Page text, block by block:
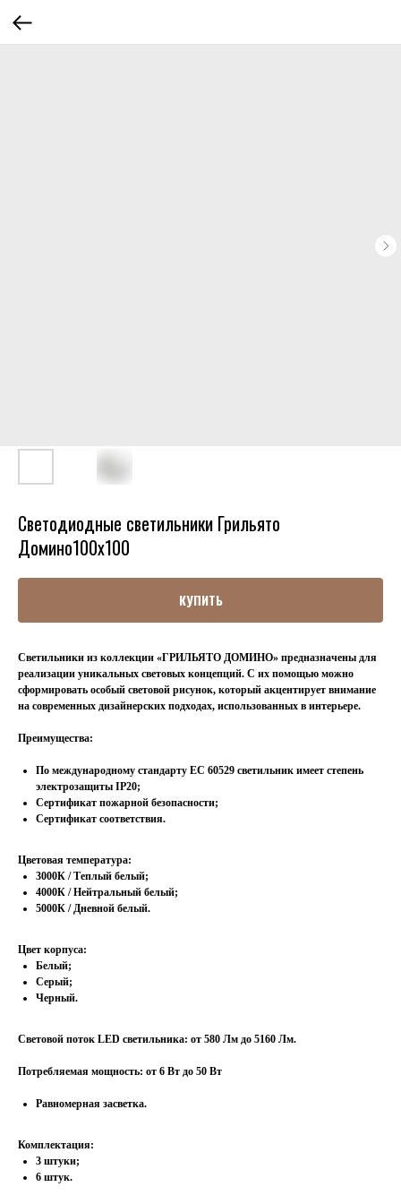
Светодиодные светильники Грильято
Домино100х100
КУПИТЬ
Светильники из коллекции «ГРИЛЬЯТО ДОМИНО» предназначены для
реализации уникальных световых концепций. С их помощью можно
сформировать особый световой рисунок, который акцентирует внимание
на современных дизайнерских подходах, использованных в интерьере.
Преимущества:
По международному стандарту ЕС 60529 светильник имеет степень
электрозащиты IP20;
Сертификат пожарной безопасности;
Сертификат соответствия.
Цветовая температура:
3000К / Теплый белый;
4000К / Нейтральный белый;
5000К / Дневной белый.
Цвет корпуса:
Белый;
Серый;
Черный.
Световой поток LED светильника: от 580 Лм до 5160 Лм.
Потребляемая мощность: от 6 Вт до 50 Вт
Равномерная засветка.
Комплектация:
3 штуки;
6 штук.